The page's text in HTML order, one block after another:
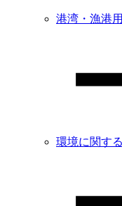
港湾・漁港
環境に関す